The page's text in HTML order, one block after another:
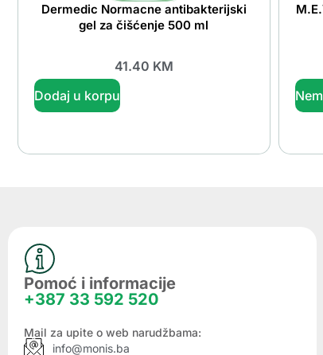
Dermedic Normacne antibakterijski
gel za čišćenje 500 ml
41.40 KM
Dodaj u korpu
Pomoć i informacije
+387 33 592 520
Mail za upite o web narudžbama:
info@monis.ba